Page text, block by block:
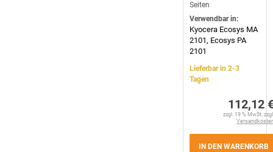
Seiten
Verwendbar in:
Kyocera Ecosys MA
2101, Ecosys PA
2101
Lieferbar in 2-3
Tagen
112,12
zzgl. 19 % MwSt.
IN DEN WARENKORB